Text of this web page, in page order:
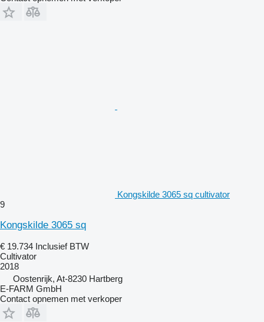
Kongskilde 3065 sq cultivator
9
Kongskilde 3065 sq
€ 19.734 Inclusief BTW
Cultivator
2018
Oostenrijk, At-8230 Hartberg
E-FARM GmbH
Contact opnemen met verkoper